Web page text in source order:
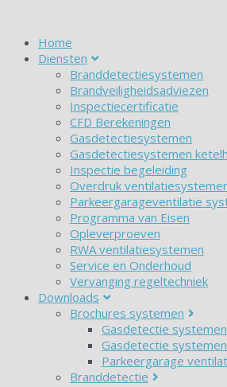
Home
Diensten
Branddetectiesystemen
Brandveiligheidsadviezen
Inspectiecertificatie
CFD Berekeningen
Gasdetectiesystemen
Gasdetectiesystemen
Inspectie begeleiding
Overdruk
Parkeergarageventilatie
Programma van Eisen
Opleverproeven
RWA ventilatiesystemen
Service en Onderhoud
Vervanging regeltechniek
Downloads
Brochures systemen
Gasdetectie
Gasdetectie
Parkeergarage
Branddetectie